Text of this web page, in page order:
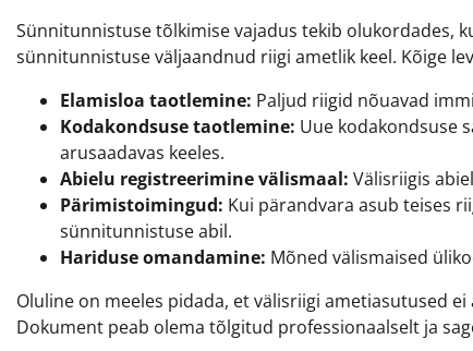
Sünnitunnistuse tõlkimise vajadus tekib olukordades,
sünnitunnistuse väljaandnud riigi ametlik keel. Kõige
Elamisloa taotlemine: Paljud riigid nõuavad
Kodakondsuse taotlemine: Uue kodakondsuse
arusaadavas keeles.
Abielu registreerimine välismaal: Välisriigis
Pärimistoimingud: Kui pärandvara asub teises
sünnitunnistuse abil.
Hariduse omandamine: Mõned välismaised
Oluline on meeles pidada, et välisriigi ametiasutused
Dokument peab olema tõlgitud professionaalselt ja